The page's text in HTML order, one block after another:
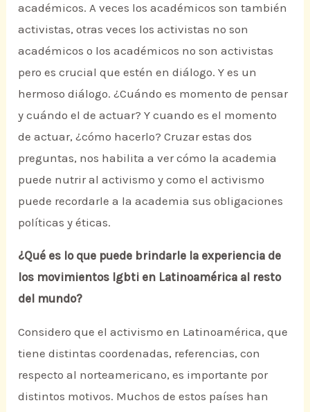
académicos. A veces los académicos son también
activistas, otras veces los activistas no son
académicos o los académicos no son activistas
pero es crucial que estén en diálogo. Y es un
hermoso diálogo. ¿Cuándo es momento de pensar
y cuándo el de actuar? Y cuando es el momento
de actuar, ¿cómo hacerlo? Cruzar estas dos
preguntas, nos habilita a ver cómo la academia
puede nutrir al activismo y como el activismo
puede recordarle a la academia sus obligaciones
políticas y éticas.
¿Qué es lo que puede brindarle la experiencia de
los movimientos lgbti en Latinoamérica al resto
del mundo?
Considero que el activismo en Latinoamérica, que
tiene distintas coordenadas, referencias, con
respecto al norteamericano, es importante por
distintos motivos. Muchos de estos países han